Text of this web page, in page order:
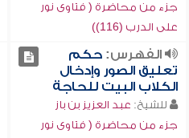
جزء من محاضرة ( فتاوى نور
على الدرب (116))
الفهرس:حكم
تعليق الصور وإدخال
الكلاب البيت للحاجة
للشيخ: عبد العزيز بن باز
جزء من محاضرة ( فتاوى نور